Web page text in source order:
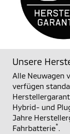
Unsere
Alle Neuwagen
verfügen
Hybrid- und
Jahre
Fahrbatterie*.